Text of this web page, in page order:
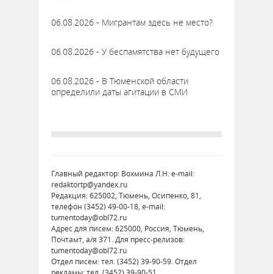
06.08.2026 - Мигрантам здесь не место?
06.08.2026 - У беспамятства нет будущего
06.08.2026 - В Тюменской области
определили даты агитации в СМИ
Главный редактор: Вохмина Л.Н. e-mail:
redaktortp@yandex.ru
Редакция: 625002, Тюмень, Осипенко, 81,
телефон (3452) 49-00-18, e-mail:
tumentoday@obl72.ru
Адрес для писем: 625000, Россия, Тюмень,
Почтамт, а/я 371. Для пресс-релизов:
tumentoday@obl72.ru
Отдел писем: тел. (3452) 39-90-59. Отдел